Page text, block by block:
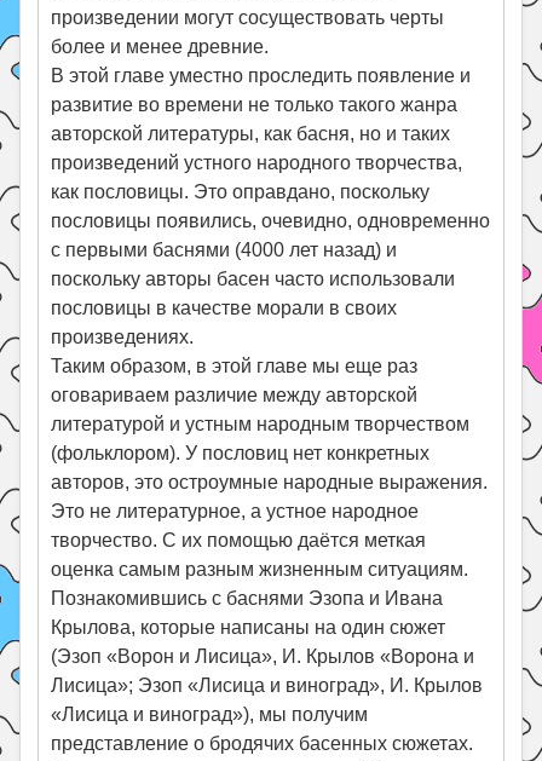
произведении могут сосуществовать черты
более и менее древние.
В этой главе уместно проследить появление и
развитие во времени не только такого жанра
авторской литературы, как басня, но и таких
произведений устного народного творчества,
как пословицы. Это оправдано, поскольку
пословицы появились, очевидно, одновременно
с первыми баснями (4000 лет назад) и
поскольку авторы басен часто использовали
пословицы в качестве морали в своих
произведениях.
Таким образом, в этой главе мы еще раз
оговариваем различие между авторской
литературой и устным народным творчеством
(фольклором). У пословиц нет конкретных
авторов, это остроумные народные выражения.
Это не литературное, а устное народное
творчество. С их помощью даётся меткая
оценка самым разным жизненным ситуациям.
Познакомившись с баснями Эзопа и Ивана
Крылова, которые написаны на один сюжет
(Эзоп «Ворон и Лисица», И. Крылов «Ворона и
Лисица»; Эзоп «Лисица и виноград», И. Крылов
«Лисица и виноград»), мы получим
представление о бродячих басенных сюжетах.